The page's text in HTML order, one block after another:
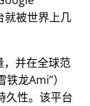
就被世界上几
，并在全球范
铁龙Ami ）
久性。该平台